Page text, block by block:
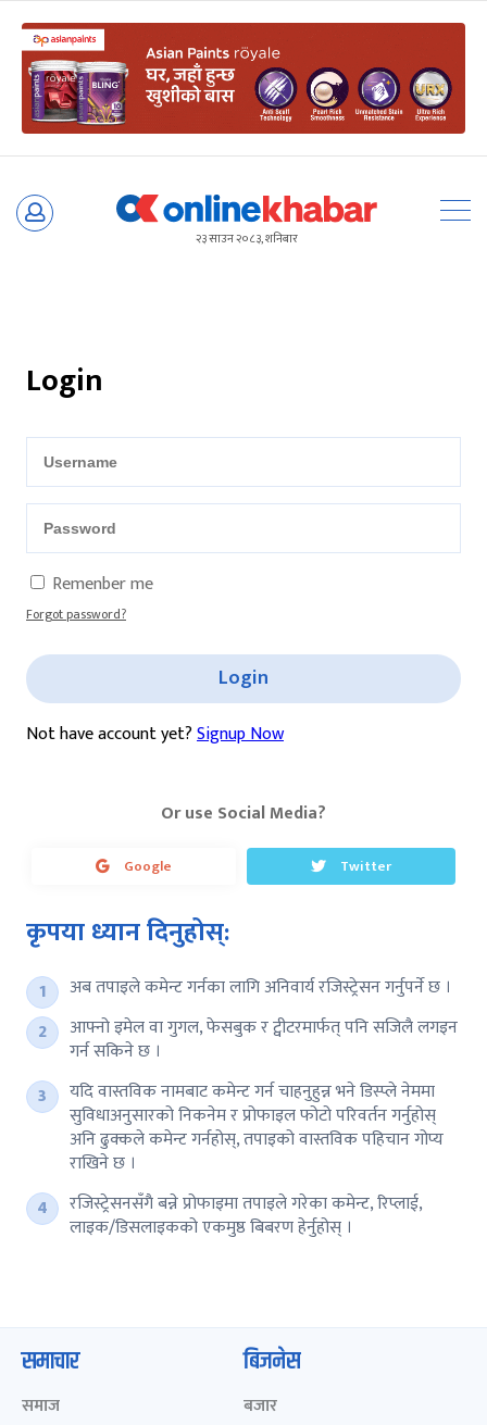
Skip
२३ साउन २०८३, शनिबार
Login
Remenber me
Forgot password?
Login
Not have account yet?Signup Now
Or use Social Media?
Google Twitter
कृपया ध्यान दिनुहोस्:
अब तपाइले कमेन्ट गर्नका लागि अनिवार्य रजिस्ट्रेसन गर्नुपर्ने छ ।
आफ्नो इमेल वा गुगल, फेसबुक र ट्वीटरमार्फत् पनि सजिलै लगइन
गर्न सकिने छ ।
यदि वास्तविक नामबाट कमेन्ट गर्न चाहनुहुन्न भने डिस्प्ले नेममा
सुविधाअनुसारको निकनेम र प्रोफाइल फोटो परिवर्तन गर्नुहोस्
अनि ढुक्कले कमेन्ट गर्नहोस्, तपाइको वास्तविक पहिचान गोप्य
राखिने छ ।
रजिस्ट्रेसनसँगै बन्ने प्रोफाइमा तपाइले गरेका कमेन्ट, रिप्लाई,
लाइक/डिसलाइकको एकमुष्ठ बिबरण हेर्नुहोस् ।
समाचार
समाज
बिजनेस
बजार